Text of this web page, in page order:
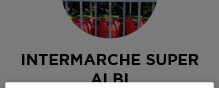
INTERMARCHE SUPER
ALBI